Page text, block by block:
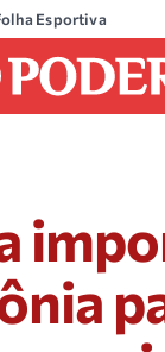
Esportiva